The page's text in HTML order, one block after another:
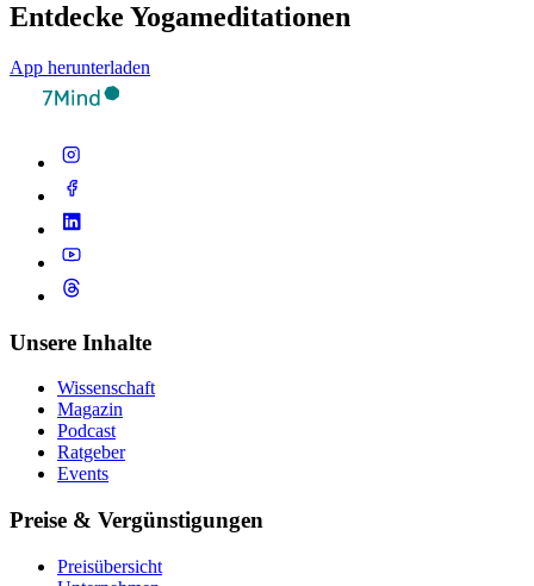
Entdecke Yogameditationen
App herunterladen
Unsere Inhalte
Wissenschaft
Magazin
Podcast
Ratgeber
Events
Preise & Vergünstigungen
Preisübersicht